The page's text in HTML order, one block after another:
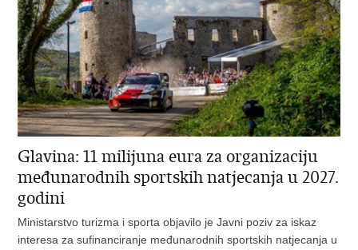
Glavina: 11 milijuna eura za organizaciju
međunarodnih sportskih natjecanja u 2027.
godini
Ministarstvo turizma i sporta objavilo je Javni poziv za iskaz
interesa za sufinanciranje međunarodnih sportskih natjecanja u